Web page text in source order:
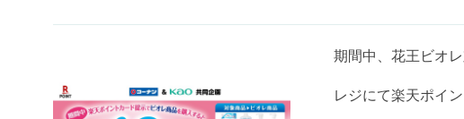
期間中、花王ビオ
レジにて楽天ポイ